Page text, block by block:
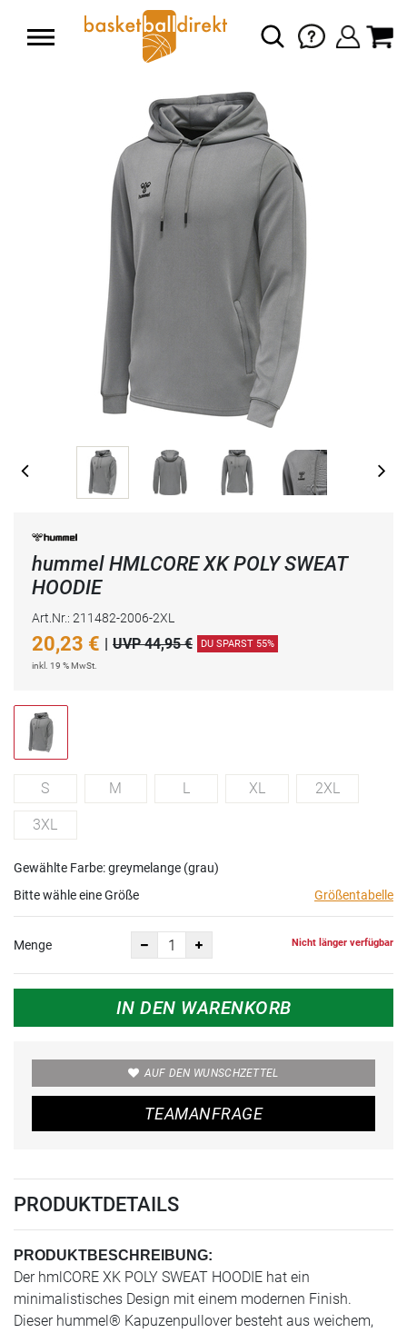
hummel HMLCORE XK POLY SWEAT
HOODIE
Art.Nr.: 211482-2006-2XL
20,23 € | UVP 44,95 € DU SPARST 55%
inkl. 19 % MwSt.
S M L XL 2XL
3XL
Gewählte Farbe: greymelange (grau)
Bitte wähle eine Größe
Größentabelle
Menge Nicht länger verfügbar
IN DEN WARENKORB
AUF DEN WUNSCHZETTEL
TEAMANFRAGE
PRODUKTDETAILS
PRODUKTBESCHREIBUNG:
Der hmlCORE XK POLY SWEAT HOODIE hat ein
minimalistisches Design mit einem modernen Finish.
Dieser hummel® Kapuzenpullover besteht aus weichem,